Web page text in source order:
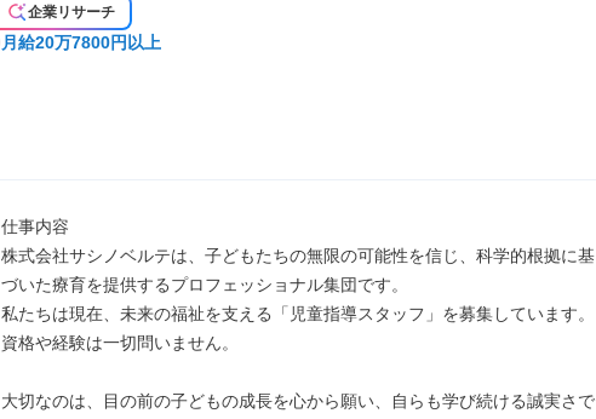
企業リサーチ
月給20万7800円以上
仕事内容
株式会社サシノベルテは、子どもたちの無限の可能性を信じ、科学的根拠に基
づいた療育を提供するプロフェッショナル集団です。
私たちは現在、未来の福祉を支える「児童指導スタッフ」を募集しています。
資格や経験は一切問いません。
大切なのは、目の前の子どもの成長を心から願い、自らも学び続ける誠実さで